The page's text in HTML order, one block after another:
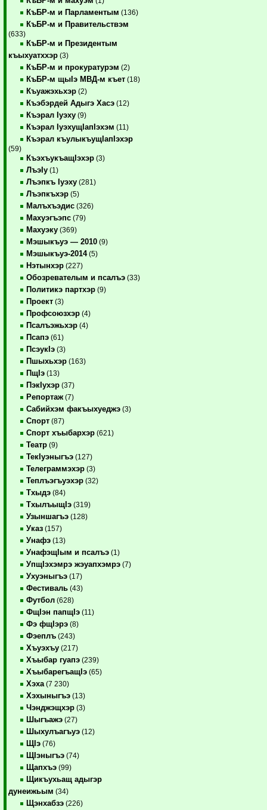
КъБР-м и Парламентым (136)
КъБР-м и Правительствэм
(633)
КъБР-м и Президентым
къыхуатххэр (3)
КъБР-м и прокуратурэм (2)
КъБР-м щыIэ МВД-м къет (18)
Къуажэхьхэр (2)
Къэбэрдей Адыгэ Хасэ (12)
Къэрал Iуэху (9)
Къэрал IуэхущIапIэхэм (11)
Къэрал къулыкъущIапIэхэр
(59)
КъэхъукъащIэхэр (3)
ЛъэIу (1)
Лъэпкъ Iуэху (281)
Лъэпкъхэр (5)
Малъхъэдис (326)
Махуэгъэпс (79)
Махуэку (369)
Мэшыкъуэ — 2010 (9)
Мэшыкъуэ-2014(5)
Нэтынхэр (227)
Обозревателым и псалъэ (33)
Политикэ партхэр (9)
Проект (3)
Профсоюзхэр (4)
Псалъэжьхэр (4)
Псапэ (61)
ПсэукIэ (3)
Пшыхьхэр (163)
ПщIэ (13)
ПэкIухэр (37)
Репортаж (7)
Сабийхэм факъыхуеджэ (3)
Спорт (87)
Спорт хъыбархэр (621)
Театр (9)
ТекIуэныгъэ (127)
Телеграммэхэр (3)
Теплъэгъуэхэр (32)
Тхыдэ (84)
ТхылъыщIэ (319)
Узыншагъэ (128)
Указ (157)
Унафэ (13)
УнафэщIым и псалъэ (1)
УпщIэхэмрэ жэуапхэмрэ (7)
Ухуэныгъэ (17)
Фестиваль (43)
Футбол (628)
ФщIэн папщIэ (11)
Фэ фщIэрэ (8)
Фэеплъ (243)
Хъуэхъу (217)
Хъыбар гуапэ (239)
ХъыбарегъащIэ (65)
Хэха (7 230)
Хэхыныгъэ (13)
Чэнджэщхэр (3)
Шыгъажэ (27)
Шыхулъагъуэ (12)
ЩIэ (76)
ЩIэныгъэ (74)
Щапхъэ (99)
Щикъухьащ адыгэр
дунеижьым (34)
Щэнхабзэ (226)